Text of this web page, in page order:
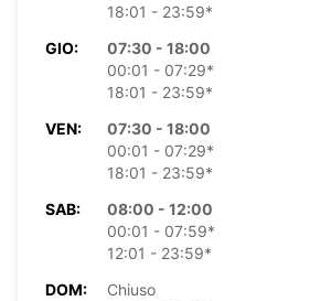
18:01 - 23:59*
GIO:
07:30 - 18:00
00:01 - 07:29*
18:01 - 23:59*
VEN:
07:30 - 18:00
00:01 - 07:29*
18:01 - 23:59*
SAB:
08:00 - 12:00
00:01 - 07:59*
12:01 - 23:59*
DOM:
Chiuso